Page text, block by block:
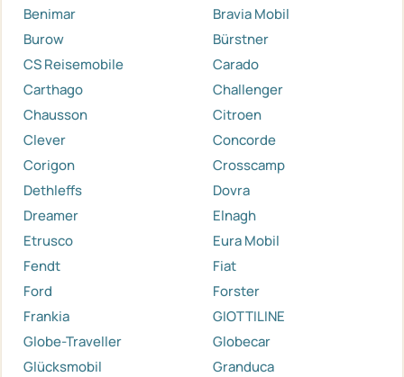
Benimar
Bravia Mobil
Burow
Bürstner
CS Reisemobile
Carado
Carthago
Challenger
Chausson
Citroen
Clever
Concorde
Corigon
Crosscamp
Dethleffs
Dovra
Dreamer
Elnagh
Etrusco
Eura Mobil
Fendt
Fiat
Ford
Forster
Frankia
GIOTTILINE
Globe-Traveller
Globecar
Glücksmobil
Granduca